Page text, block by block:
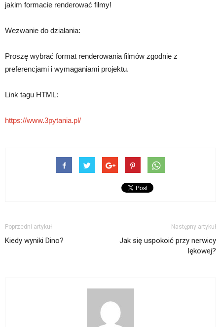
jakim formacie renderować filmy!
Wezwanie do działania:
Proszę wybrać format renderowania filmów zgodnie z
preferencjami i wymaganiami projektu.
Link tagu HTML:
https://www.3pytania.pl/
Poprzedni artykuł
Kiedy wyniki Dino?
Następny artykuł
Jak się uspokoić przy nerwicy
lękowej?